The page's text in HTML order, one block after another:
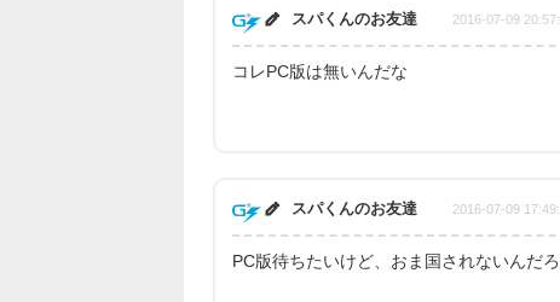
スパくんのお友達 2016-07-09
コレPC版は無いんだな
スパくんのお友達 2016-07-09
PC版待ちたいけど、おま国されないんだ